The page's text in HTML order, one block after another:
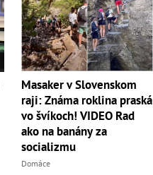
Masaker v Slovenskom
raji: Známa roklina praská
vo švíkoch! VIDEO Rad
ako na banány za
socializmu
Domáce